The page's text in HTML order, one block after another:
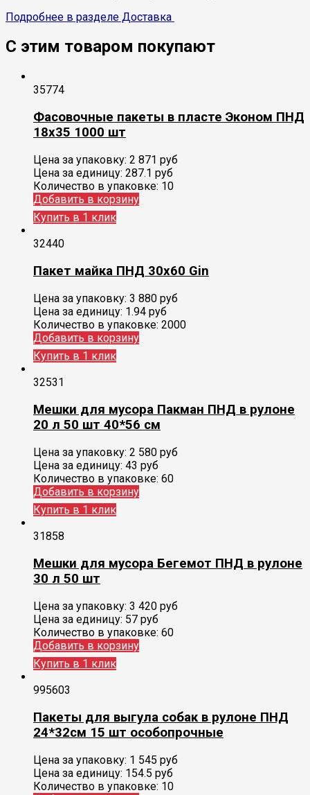
Подробнее в разделе Доставка
С этим товаром покупают
35774
Фасовочные пакеты в пласте Эконом ПНД
18х35 1000 шт
Цена за упаковку: 2 871 руб
Цена за единицу: 287.1 руб
Количество в упаковке: 10
Добавить в корзину
Купить в 1 клик
32440
Пакет майка ПНД 30х60 Gin
Цена за упаковку: 3 880 руб
Цена за единицу: 1.94 руб
Количество в упаковке: 2000
Добавить в корзину
Купить в 1 клик
32531
Мешки для мусора Пакман ПНД в рулоне
20 л 50 шт 40*56 см
Цена за упаковку: 2 580 руб
Цена за единицу: 43 руб
Количество в упаковке: 60
Добавить в корзину
Купить в 1 клик
31858
Мешки для мусора Бегемот ПНД в рулоне
30 л 50 шт
Цена за упаковку: 3 420 руб
Цена за единицу: 57 руб
Количество в упаковке: 60
Добавить в корзину
Купить в 1 клик
995603
Пакеты для выгула собак в рулоне ПНД
24*32см 15 шт особопрочные
Цена за упаковку: 1 545 руб
Цена за единицу: 154.5 руб
Количество в упаковке: 10